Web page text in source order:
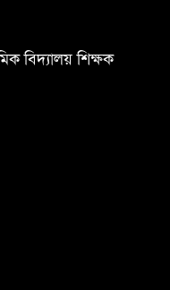
সন্তোষজনক ফলাফল;
হয়নি দুমকি এ.কে.
বিদ্যালয় শিক্ষক